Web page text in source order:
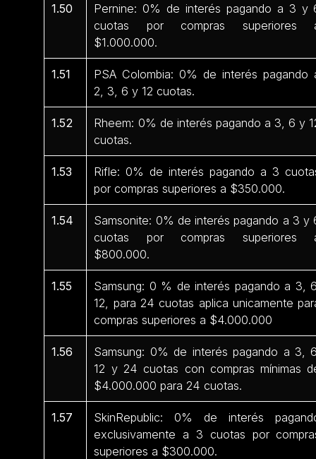
1.50
Pernine: 0% de interés pagando a 3 y
cuotas por compras superiores
$1.000.000.
1.51
PSA Colombia: 0% de interés pagando
2, 3, 6 y 12 cuotas.
1.52
Rheem: 0% de interés pagando a 3, 6 y
cuotas.
1.53
Rifle: 0% de interés pagando a 3
por compras superiores a $350.000.
1.54
Samsonite: 0% de interés pagando a 3 y
cuotas por compras superiores
$800.000.
1.55
Samsung: 0 % de interés pagando a 3,
12, para 24 cuotas aplica unicamente
compras superiores a $4.000.000
1.56
Samsung: 0% de interés pagando a 3,
12 y 24 cuotas con compras mínimas
$4.000.000 para 24 cuotas.
1.57
SkinRepublic: 0% de interés
exclusivamente a 3 cuotas por
superiores a $300.000.